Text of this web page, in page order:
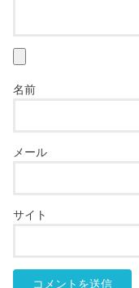
名前
メール
サイト